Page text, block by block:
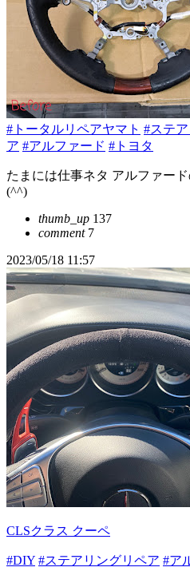
#トータルリペアヤマト #ステ
ア #アルファード #トヨタ
たまには仕事ネタ アルファー
(^^)
thumb_up 137
comment7
2023/05/18 11:57
CLSクラス クーペ
#DIY #ステアリングリペア #ア